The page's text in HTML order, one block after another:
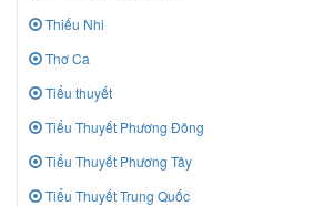
Thiếu Nhi
Thơ Ca
Tiểu thuyết
Tiểu Thuyết Phương Đông
Tiểu Thuyết Phương Tây
Tiểu Thuyết Trung Quốc